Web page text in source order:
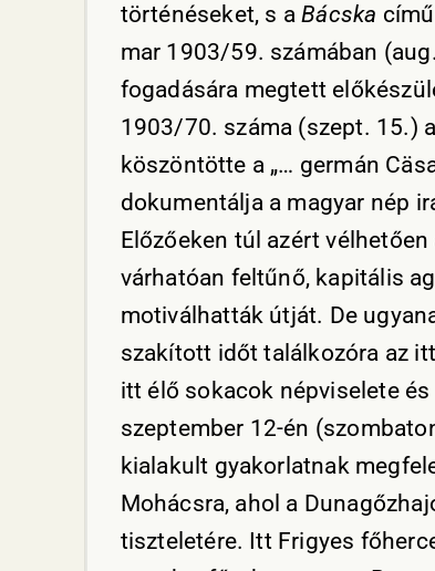
történéseket, s aBácska
mar 1903/59. számában
fogadására megtett
1903/70. száma (szept. 15.)
köszöntötte a „… germán
dokumentálja a magyar nép
Előzőeken túl azért
várhatóan feltűnő, kapitális
motiválhatták útját. De
szakított időt találkozóra az
itt élő sokacok népviselete
szeptember 12-én
kialakult gyakorlatnak
Mohácsra, ahol a
tiszteletére. Itt Frigyes